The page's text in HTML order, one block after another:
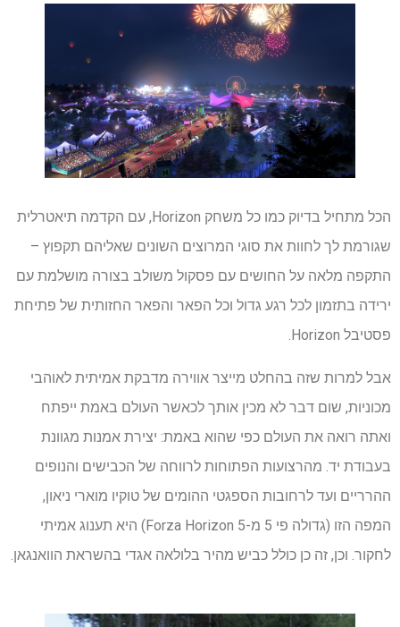
הכל מתחיל בדיוק כמו כל משחק Horizon, עם הקדמה תיאטרלית
שגורמת לך לחוות את סוגי המרוצים השונים שאליהם תקפוץ –
התקפה מלאה על החושים עם פסקול משולב בצורה מושלמת עם
ירידה בתזמון לכל רגע גדול וכל הפאר והפאר החזותית של פתיחת
פסטיבל Horizon.
אבל למרות שזה בהחלט מייצר אווירה מדבקת אמיתית לאוהבי
מכוניות, שום דבר לא מכין אותך לכאשר העולם באמת ייפתח
ואתה רואה את העולם כפי שהוא באמת: יצירת אמנות מגוונת
בעבודת יד. מהרצועות הפתוחות לרווחה של הכבישים והנופים
ההרריים ועד לרחובות הספגטי ההומים של טוקיו מוארי ניאון,
המפה הזו (גדולה פי 5 מ-Forza Horizon 5) היא תענוג אמיתי
לחקור. וכן, זה כן כולל כביש מהיר בלולאה אגדי בהשראת הוואנגאן.